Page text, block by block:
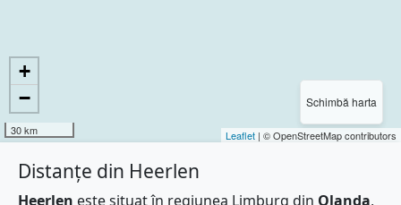
Schimbă harta
+
−
30 km Leaflet | © OpenStreetMap contributors
Distanțe din Heerlen
Heerlen este situat în regiunea Limburg din Olanda,